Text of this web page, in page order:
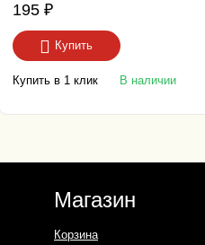
195 ₽
Купить
Купить в 1 клик В наличии
Магазин
Корзина